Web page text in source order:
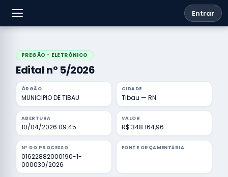
Entrar
PREGÃO - ELETRÔNICO
Edital nº 5/2026
ÓRGÃO
MUNICIPIO DE TIBAU
CIDADE
Tibau — RN
ABERTURA
10/04/2026 09:45
VALOR
R$ 348.164,96
Nº DO PROCESSO
01622882000190-1-
000030/2026
FONTE ORÇAMENTÁRIA